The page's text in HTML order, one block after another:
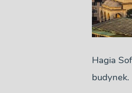
Hagia
budynek.